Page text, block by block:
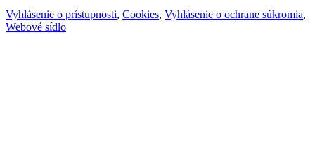
Vyhlásenie o prístupnosti, Cookies, Vyhlásenie o ochrane súkromia,
Webové sídlo